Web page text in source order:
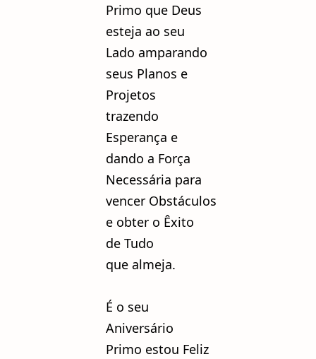
Primo que Deus
esteja ao seu
Lado amparando
seus Planos e
Projetos
trazendo
Esperança e
dando a Força
Necessária para
vencer Obstáculos
e obter o Êxito
de Tudo
que almeja.
É o seu
Aniversário
Primo estou Feliz